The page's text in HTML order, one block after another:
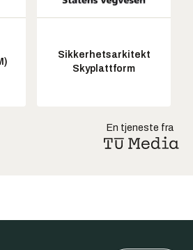
Sikkerhetsarkitekt
Skyplattform
En tjeneste fra